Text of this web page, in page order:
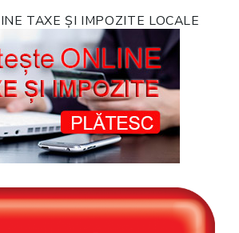
TAXE ȘI IMPOZITE LOCALE